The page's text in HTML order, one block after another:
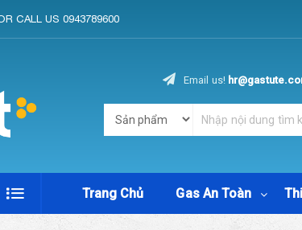
CALL US 0943789600
Email us!
Trang Chủ Gas An Toàn